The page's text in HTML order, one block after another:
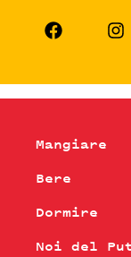
Mangiare
Bere
Dormire
Noi del